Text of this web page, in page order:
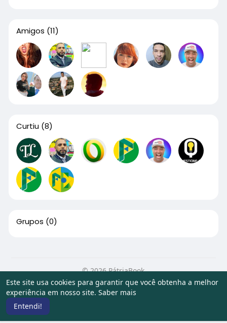
Este site usa cookies para garantir que você obtenha a melhor
experiência em nosso site. Saber mais
Entendi!
Amigos (11)
Curtiu (8)
Grupos (0)
© 2026 PátriaBook
Início
Sobre Contato Privacidade
Termos de Uso
Artigos